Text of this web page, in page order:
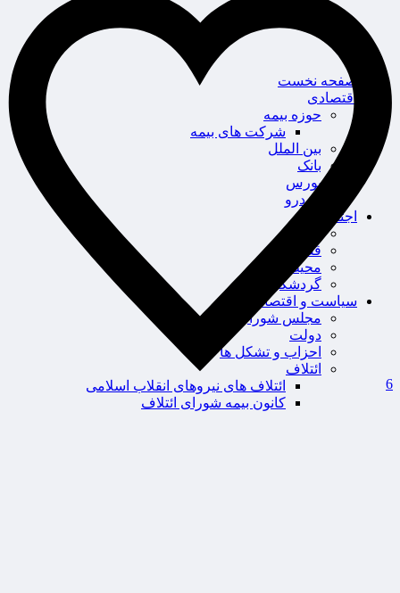
صفحه نخست
اقتصادی
حوزه بیمه
شرکت های بیمه
بین الملل
بانک
بورس
خودرو
اجتماعی
سلامت
قضایی
محیط زیست
گردشگری
سیاست و اقتصاد
مجلس شورای اسلامی
دولت
احزاب و تشکل ها
ائتلاف
ائتلاف های نیروهای انقلاب اسلامی
کانون بیمه شورای ائتلاف
6